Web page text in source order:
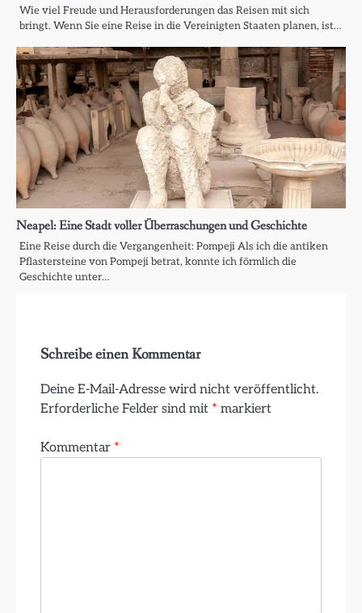
Wie viel Freude und Herausforderungen das Reisen mit sich
bringt. Wenn Sie eine Reise in die Vereinigten Staaten planen, ist…
Neapel: Eine Stadt voller Überraschungen und Geschichte
Eine Reise durch die Vergangenheit: Pompeji Als ich die antiken
Pflastersteine von Pompeji betrat, konnte ich förmlich die
Geschichte unter…
Schreibe einen Kommentar
Deine E-Mail-Adresse wird nicht veröffentlicht.
Erforderliche Felder sind mit * markiert
Kommentar *